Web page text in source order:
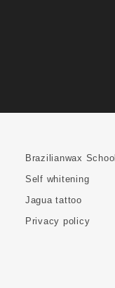
Brazilianwax School
Self whitening
Jagua tattoo
Privacy policy